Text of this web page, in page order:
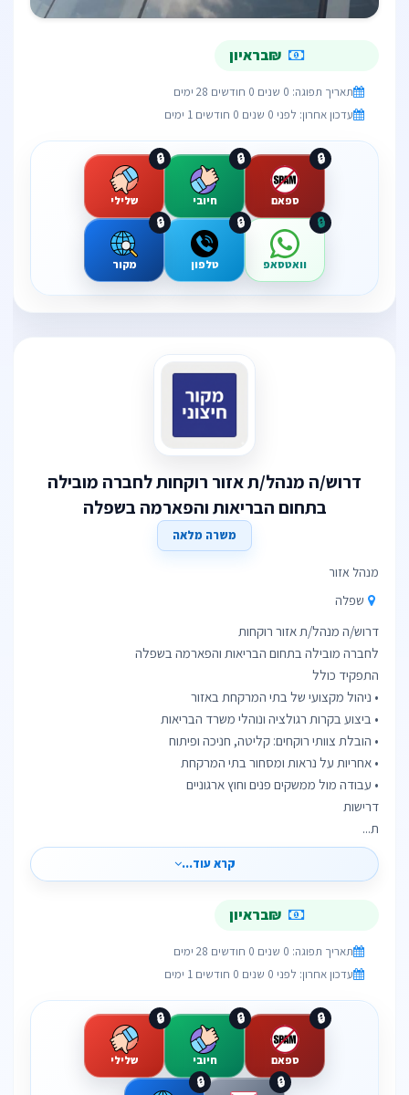
₪בראיון
תאריך תפוגה: 0 שנים 0 חודשים 28 ימים
עדכון אחרון: לפני 0 שנים 0 חודשים 1 ימים
ספאם
🔒
חיובי
🔒
שלילי
🔒
וואטסאפ
🔒
טלפון
🔒
מקור
🔒
דרוש/ה מנהל/ת אזור רוקחות לחברה מובילה
בתחום הבריאות והפארמה בשפלה
משרה מלאה
מנהל אזור
שפלה
ת...
קרא עוד...
₪בראיון
תאריך תפוגה: 0 שנים 0 חודשים 28 ימים
עדכון אחרון: לפני 0 שנים 0 חודשים 1 ימים
ספאם
🔒
חיובי
🔒
שלילי
🔒
🔒
🔒